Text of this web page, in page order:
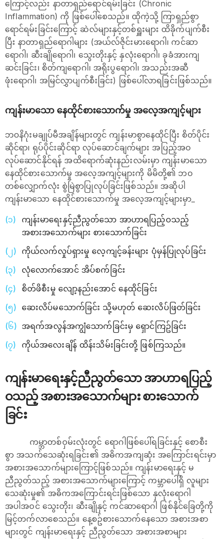
ကြောင့်လည်း နာတာရှည်‌ရောင်ရမ်းခြင်း (Chronic
Inflammation) ကို ဖြစ်ပေါ်စေသည်။ ထိုကဲ့သို့ ကြာရှည်စွာ
ရောင်ရမ်းခြင်းကြောင့် ဆဲလ်များနှင့်တစ်ရှူးများ ထိခိုက်ပျက်စီး
ပြီး နာတာရှည်‌‌ရောဂါများ (အယ်လ်ဇိုင်းမားရောဂါ၊ ကင်ဆာ
ရောဂါ၊ ဆီးချိုရောဂါ၊ သွေးတိုးနှင့် နှလုံး‌ရောဂါ၊ ခုခံအားကျ
ဆင်းခြင်း၊ စိတ်ကျရောဂါ၊ အရိုးပွ‌ရောဂါ၊ အသည်းအဆီ
ဖုံး‌ရောဂါ၊ အမြင်လွှာပျက်စီးခြင်း) ဖြစ်ပေါ်လာရခြင်းဖြစ်သည်။
ကျန်းမာသော နေထိုင်စားသောက်မှု အလေ့အကျင့်များ
ဘဝနိဂုံးမချုပ်မီအချိန်များတွင် ကျန်းမာစွာနေထိုင်ပြီး စိတ်ပိုင်း
ဆိုင်ရာ၊ ရုပ်ပိုင်းဆိုင်ရာ လုပ်ဆောင်ချက်များ အပြည့်အဝ
လုပ်ဆောင်နိုင်ရန် အထိရောက်ဆုံးနည်းလမ်းမှာ ကျန်းမာသော
နေထိုင်စားသောက်မှု အလေ့အကျင့်များကို မိမိတို့၏ ဘဝ
တစ်လျှောက်လုံး စွဲမြဲစွာပြုလုပ်ခြင်းဖြစ်သည်။ အဆိုပါ
ကျန်းမာသော နေထိုင်စားသောက်မှု အလေ့အကျင့်များမှာ_
ကျန်းမာရေးနှင့်ညီညွတ်သော အာဟာရပြည့်ဝသည့်
အစားအသောက်များ စားသောက်ခြင်း
ကိုယ်လက်လှုပ်ရှားမှု လေ့ကျင့်ခန်းများ ပုံမှန်ပြုလုပ်ခြင်း
လုံလောက်အောင် အိပ်စက်ခြင်း
စိတ်ဖိစီးမှု လျော့နည်းအောင် နေထိုင်ခြင်း
ဆေးလိပ်မသောက်ခြင်း သို့မဟုတ် ဆေးလိပ်ဖြတ်ခြင်း
အရက်အလွန်အကျွံသောက်ခြင်းမှ ရှောင်ကြဥ်ခြင်း
ကိုယ်အလေးချိန် ထိန်းသိမ်းခြင်းတို့ ဖြစ်ကြသည်။
ကျန်းမာရေးနှင့်ညီညွတ်သော အာဟာရပြည့်
ဝသည့် အစားအသောက်များ စားသောက်
ခြင်း
ကမ္ဘာတစ်ဝှမ်းလုံးတွင် ရောဂါဖြစ်ပေါ်ရခြင်းနှင့် စောစီး
စွာ အသက်သေဆုံးရခြင်း၏ အဓိကအကျဆုံး အကြောင်းရင်းမှာ
အစားအသောက်များကြောင့်ဖြစ်သည်။ ကျန်းမာရေးနှင့် မ
ညီညွတ်သည့် အစားအသောက်များကြောင့် ကမ္ဘာပေါ်ရှိ လူများ
သေဆုံးမှု၏ အဓိကအကြောင်းရင်းဖြစ်သော နှလုံး‌ရောဂါ
အပါအဝင် သွေးတိုး၊ ဆီးချိုနှင့် ကင်ဆာ‌‌ရောဂါ ဖြစ်နိုင်ခြေတို့ကို
မြင့်တက်လာစေသည်။ နေ့စဥ်စားသောက်နေသော အစားအစာ
များတွင် ကျန်းမာရေးနှင့် ညီညွတ်သော အစားအစာများ